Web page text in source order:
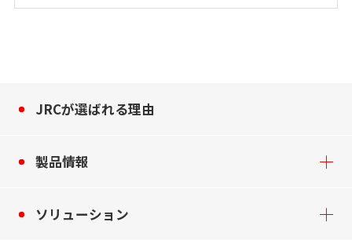
JRCが選ばれる理由
製品情報
ソリューション